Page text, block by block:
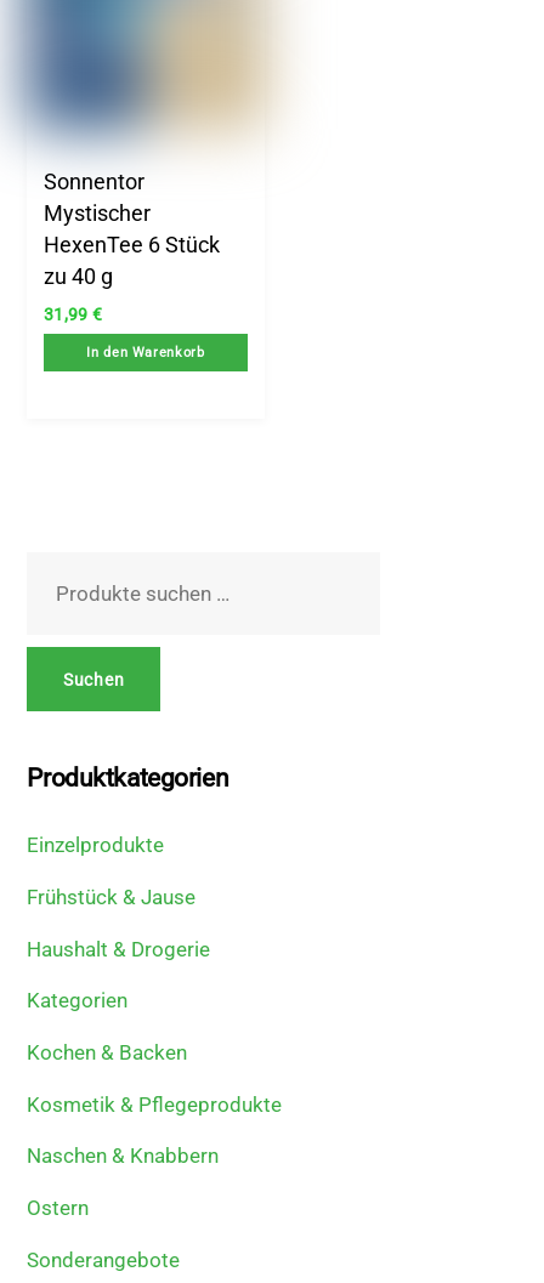
Sonnentor
Mystischer
HexenTee 6 Stück
zu 40 g
31,99 €
In den Warenkorb
nach:
Suchen
Produktkategorien
Einzelprodukte
Frühstück & Jause
Haushalt & Drogerie
Kategorien
Kochen & Backen
Kosmetik & Pflegeprodukte
Naschen & Knabbern
Ostern
Sonderangebote